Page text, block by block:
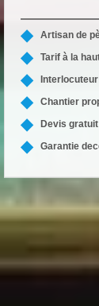
Artisan de
Tarif à la
Chantier
Devis
Garantie